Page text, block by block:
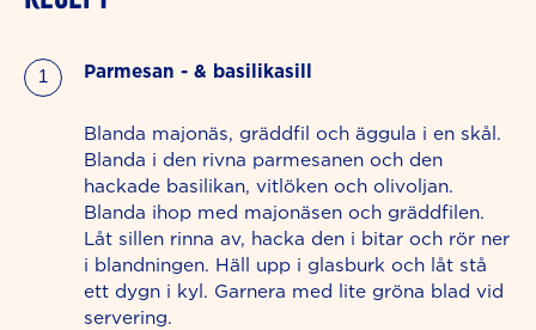
Parmesan - & basilikasill
Blanda majonäs, gräddfil och äggula i en skål.
Blanda i den rivna parmesanen och den
hackade basilikan, vitlöken och olivoljan.
Blanda ihop med majonäsen och gräddfilen.
Låt sillen rinna av, hacka den i bitar och rör ner
i blandningen. Häll upp i glasburk och låt stå
ett dygn i kyl. Garnera med lite gröna blad vid
servering.